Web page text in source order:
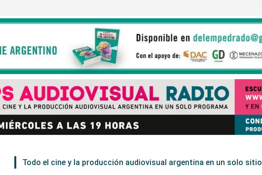
Todo el cine y la producción audiovisual argentina en un solo sitio